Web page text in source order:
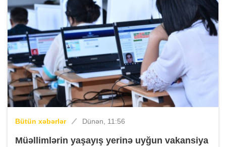
Bütün xəbərlər Dünən, 11:56
Müəllimlərin yaşayış yerinə uyğun vakansiya